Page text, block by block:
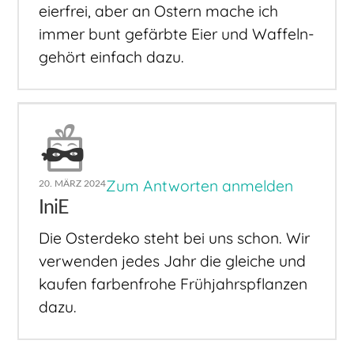
eierfrei, aber an Ostern mache ich
immer bunt gefärbte Eier und Waffeln-
gehört einfach dazu.
20. MÄRZ 2024Zum Antworten anmelden
IniE
Die Osterdeko steht bei uns schon. Wir
verwenden jedes Jahr die gleiche und
kaufen farbenfrohe Frühjahrspflanzen
dazu.